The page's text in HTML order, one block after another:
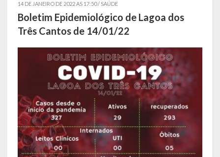
Símbolos
Governo
Administração
Ex-Administradores
Conselhos Municipais
Secretarias
Administração, Fazenda e Planejamento
14 DE JANEIRO DE 2022 AS 17:50 / SAÚDE
Boletim Epidemiológico de Lagoa dos
Três Cantos de 14/01/22